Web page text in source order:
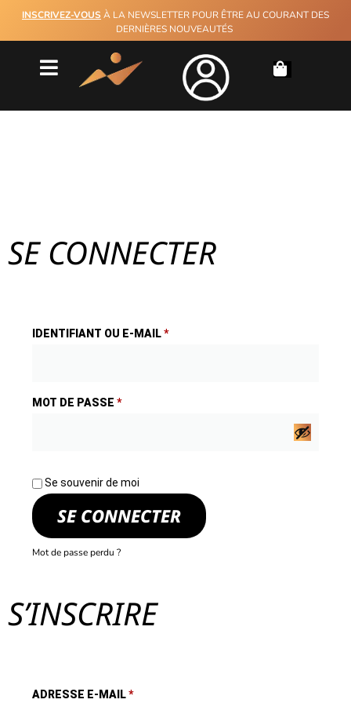
INSCRIVEZ-VOUS À LA NEWSLETTER POUR ÊTRE AU COURANT DES
DERNIÈRES NOUVEAUTÉS
SE CONNECTER
IDENTIFIANT OU E-MAIL*
MOT DE PASSE *
Se souvenir de moi
SE CONNECTER
Mot de passe perdu ?
S’INSCRIRE
ADRESSE E-MAIL*